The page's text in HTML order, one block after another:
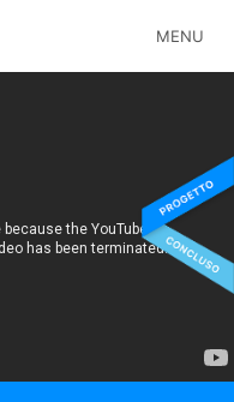
MENU